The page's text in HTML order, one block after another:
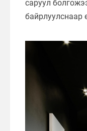
саруул
байрлуулснаар